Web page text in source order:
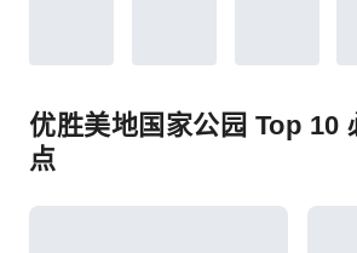
优胜美地国家公园 Top 10
点